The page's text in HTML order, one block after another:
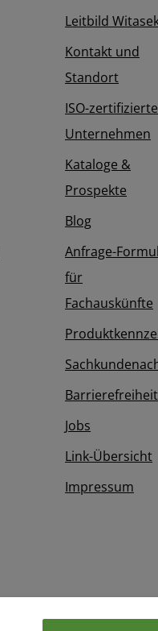
Leitbild
Kontakt und
Standort
ISO-
Unternehmen
Kataloge &
Prospekte
Blog
Anfrage-
für
Fachauskünfte
Barrierefreiheit
Jobs
Link-Übersicht
Impressum